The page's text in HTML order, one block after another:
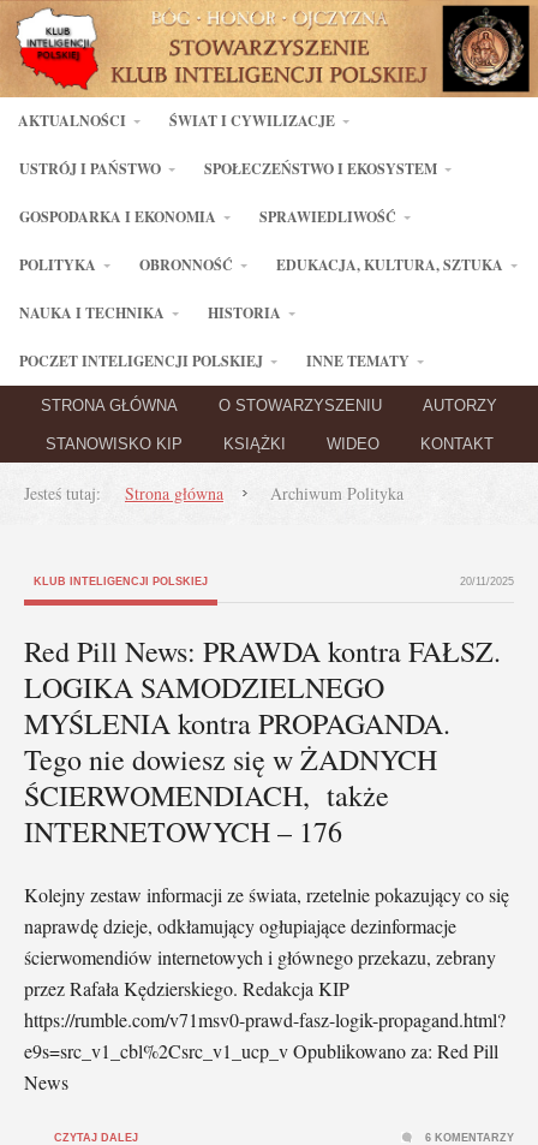
AKTUALNOŚCI ŚWIAT I CYWILIZACJE
USTRÓJ I PAŃSTWO SPOŁECZEŃSTWO I EKOSYSTEM
GOSPODARKA I EKONOMIA SPRAWIEDLIWOŚĆ
POLITYKA OBRONNOŚĆ EDUKACJA, KULTURA, SZTUKA
NAUKA I TECHNIKA HISTORIA
POCZET INTELIGENCJI POLSKIEJ INNE TEMATY
STRONA GŁÓWNA O STOWARZYSZENIU AUTORZY
STANOWISKO KIP KSIĄŻKI WIDEO KONTAKT
Jesteś tutaj: Strona główna Archiwum Polityka
KLUB INTELIGENCJI POLSKIEJ 20/11/2025
Red Pill News: PRAWDA kontra FAŁSZ.
LOGIKA SAMODZIELNEGO
MYŚLENIA kontra PROPAGANDA.
Tego nie dowiesz się w ŻADNYCH
ŚCIERWOMENDIACH, także
INTERNETOWYCH – 176
Kolejny zestaw informacji ze świata, rzetelnie pokazujący co się
naprawdę dzieje, odkłamujący ogłupiające dezinformacje
ścierwomendiów internetowych i głównego przekazu, zebrany
przez Rafała Kędzierskiego. Redakcja KIP
https://rumble.com/v71msv0-prawd-fasz-logik-propagand.html?
e9s=src_v1_cbl%2Csrc_v1_ucp_v Opublikowano za: Red Pill
News
CZYTAJ DALEJ 6 KOMENTARZY